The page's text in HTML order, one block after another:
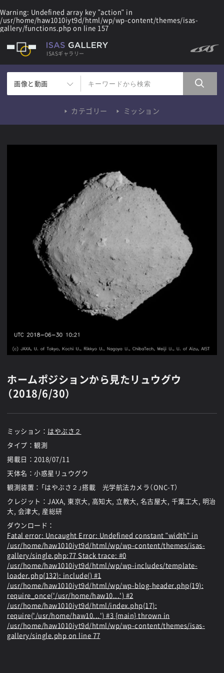
Warning: Undefined array key "action" in
/usr/home/haw1010iyt9d/html/wp/wp-content/themes/isas-
gallery/functions.php on line 157
ISASギャラリー
画像と動画
カテゴリー ミッション
ホームポジションから見たリュウグウ
（2018/6/30）
ミッション： はやぶさ２
タイプ：観測
掲載日： 2018/07/11
天体名：小惑星リュウグウ
観測装置：「はやぶさ２」搭載 光学航法カメラ（ONC-T）
クレジット：JAXA, 東京大, 高知大, 立教大, 名古屋大, 千葉工大, 明治
大, 会津大, 産総研
ダウンロード：
Fatal error: Uncaught Error: Undefined constant "width" in
/usr/home/haw1010iyt9d/html/wp/wp-content/themes/isas-
gallery/single.php:77 Stack trace: #0
/usr/home/haw1010iyt9d/html/wp/wp-includes/template-
loader.php(132): include() #1
/usr/home/haw1010iyt9d/html/wp/wp-blog-header.php(19):
require_once('/usr/home/haw10...') #2
/usr/home/haw1010iyt9d/html/index.php(17):
require('/usr/home/haw10...') #3 {main} thrown in
/usr/home/haw1010iyt9d/html/wp/wp-content/themes/isas-
gallery/single.php on line 77